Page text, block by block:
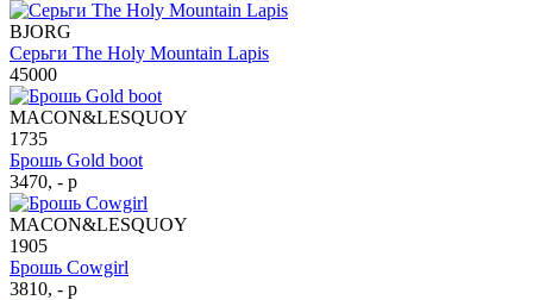
BJORG
Серьги The Holy Mountain Lapis
45000
MACON&LESQUOY
1735
Брошь Gold boot
3470, - р
MACON&LESQUOY
1905
Брошь Cowgirl
3810, - р